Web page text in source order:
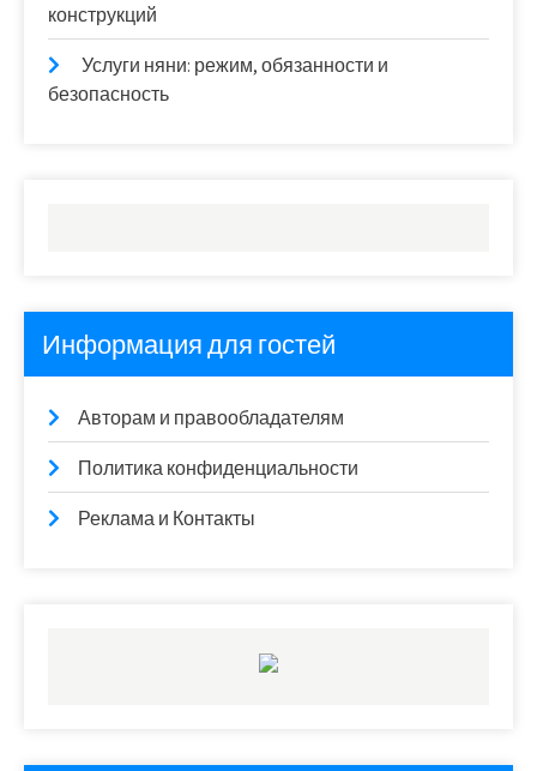
конструкций
Услуги няни: режим, обязанности и
безопасность
Информация для гостей
Авторам и правообладателям
Политика конфиденциальности
Реклама и Контакты